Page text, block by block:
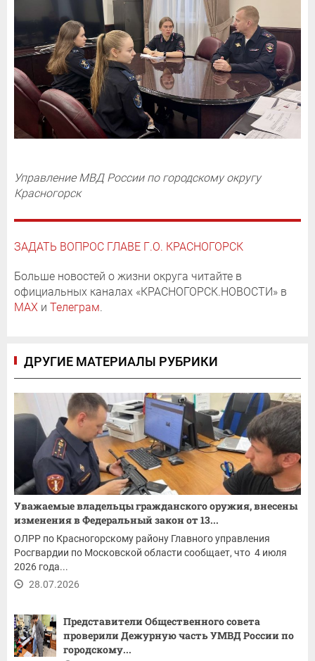
Управление МВД России по городскому округу
Красногорск
ЗАДАТЬ ВОПРОС ГЛАВЕ Г.О. КРАСНОГОРСК
Больше новостей о жизни округа читайте в
официальных каналах «КРАСНОГОРСК.НОВОСТИ» в
MAX и Телеграм.
ДРУГИЕ МАТЕРИАЛЫ РУБРИКИ
Уважаемые владельцы гражданского оружия, внесены
изменения в Федеральный закон от 13...
ОЛРР по Красногорскому району Главного управления
Росгвардии по Московской области сообщает, что 4 июля
2026 года...
28.07.2026
Представители Общественного совета
проверили Дежурную часть УМВД России по
городскому...